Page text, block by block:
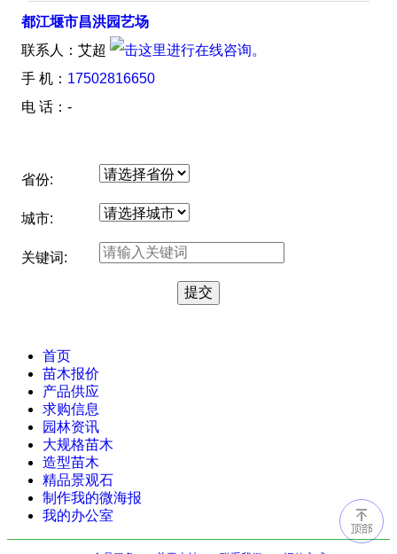
都江堰市昌洪园艺场
联系人：艾超
手 机： 17502816650
电 话：-
省份:
城市:
关键词:
首页
苗木报价
产品供应
求购信息
园林资讯
大规格苗木
造型苗木
精品景观石
制作我的微海报
我的办公室